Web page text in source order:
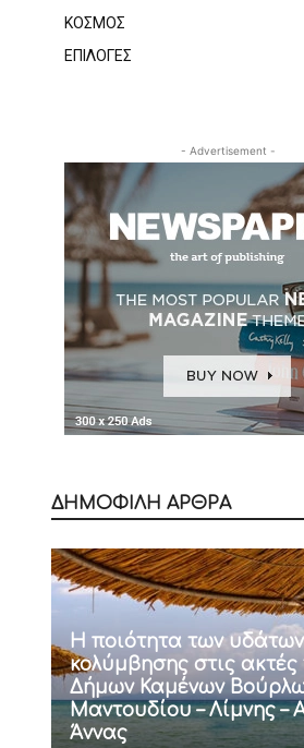
ΚΟΣΜΟΣ
ΕΠΙΛΟΓΕΣ
- Advertisement -
ΔΗΜΟΦΙΛΗ ΑΡΘΡΑ
Η ποιότητα των υδάτων
κολύμβησης στις ακτές
Δήμων Καμένων
Μαντουδίου – Λίμνης –
Άννας